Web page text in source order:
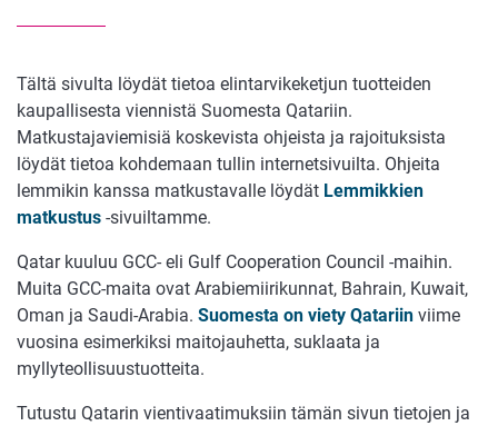
Tältä sivulta löydät tietoa elintarvikeketjun tuotteiden
kaupallisesta viennistä Suomesta Qatariin.
Matkustajaviemisiä koskevista ohjeista ja rajoituksista
löydät tietoa kohdemaan tullin internetsivuilta. Ohjeita
lemmikin kanssa matkustavalle löydät Lemmikkien
matkustus -sivuiltamme.
Qatar kuuluu GCC- eli Gulf Cooperation Council -maihin.
Muita GCC-maita ovat Arabiemiirikunnat, Bahrain, Kuwait,
Oman ja Saudi-Arabia. Suomesta on viety Qatariin viime
vuosina esimerkiksi maitojauhetta, suklaata ja
myllyteollisuustuotteita.
Tutustu Qatarin vientivaatimuksiin tämän sivun tietojen ja